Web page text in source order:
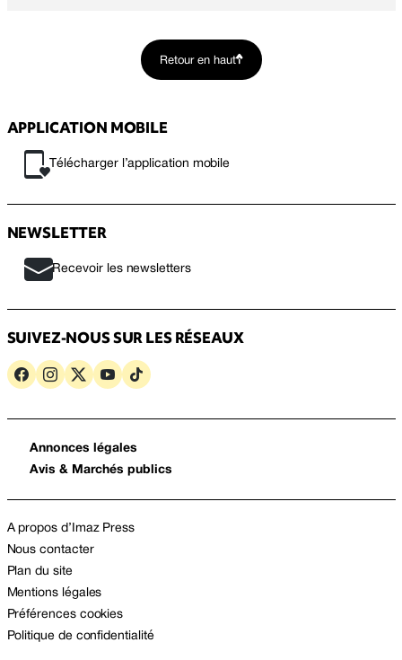
Retour en haut
APPLICATION MOBILE
Télécharger l’application mobile
NEWSLETTER
Recevoir les newsletters
SUIVEZ-NOUS SUR LES RÉSEAUX
Annonces légales
Avis & Marchés publics
A propos d’Imaz Press
Nous contacter
Plan du site
Mentions légales
Préférences cookies
Politique de confidentialité